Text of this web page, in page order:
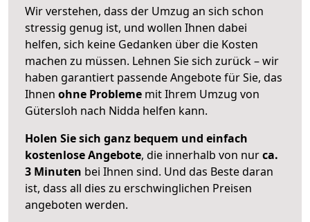
Wir verstehen, dass der Umzug an sich schon
stressig genug ist, und wollen Ihnen dabei
helfen, sich keine Gedanken über die Kosten
machen zu müssen. Lehnen Sie sich zurück – wir
haben garantiert passende Angebote für Sie, das
Ihnen ohne Probleme mit Ihrem Umzug von
Gütersloh nach Nidda helfen kann.
Holen Sie sich ganz bequem und einfach
kostenlose Angebote, die innerhalb von nurca.
3 Minuten bei Ihnen sind. Und das Beste daran
ist, dass all dies zu erschwinglichen Preisen
angeboten werden.